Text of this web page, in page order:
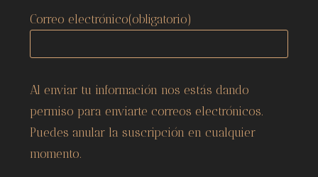
Correo electrónico(obligatorio)
Al enviar tu información nos estás dando
permiso para enviarte correos electrónicos.
Puedes anular la suscripción en cualquier
momento.